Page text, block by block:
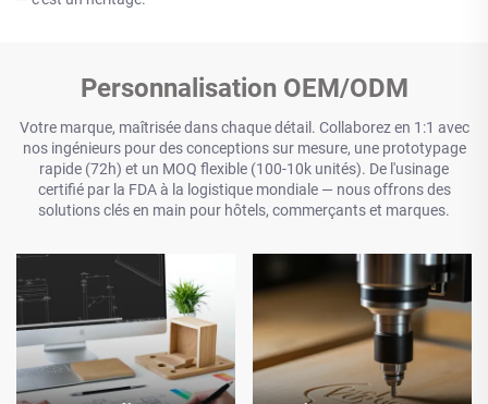
Personnalisation OEM/ODM
Votre marque, maîtrisée dans chaque détail. Collaborez en 1:1 avec
nos ingénieurs pour des conceptions sur mesure, une prototypage
rapide (72h) et un MOQ flexible (100-10k unités). De l'usinage
certifié par la FDA à la logistique mondiale — nous offrons des
solutions clés en main pour hôtels, commerçants et marques.